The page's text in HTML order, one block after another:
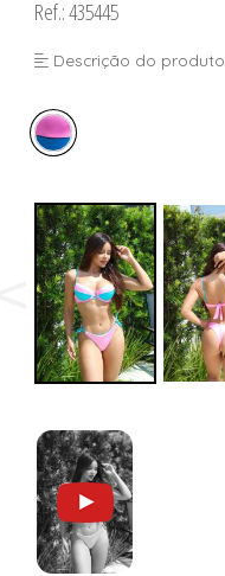
Ref.: 435445
Descrição do produto